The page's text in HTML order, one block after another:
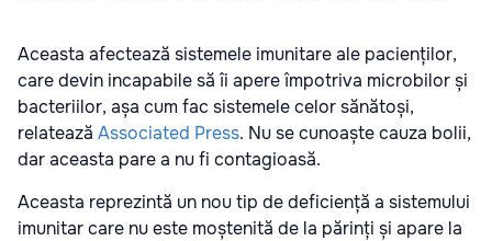
Aceasta afectează sistemele imunitare ale pacienților,
care devin incapabile să îi apere împotriva microbilor și
bacteriilor, așa cum fac sistemele celor sănătoși,
relatează Associated Press. Nu se cunoaște cauza bolii,
dar aceasta pare a nu fi contagioasă.
Aceasta reprezintă un nou tip de deficiență a sistemului
imunitar care nu este moștenită de la părinți și apare la